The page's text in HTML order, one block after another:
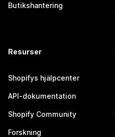
Butikshantering
Resurser
Shopifys hjälpcenter
API-dokumentation
Shopify Community
Forskning